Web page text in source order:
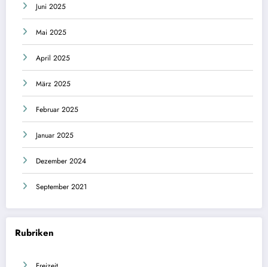
Juni 2025
Mai 2025
April 2025
März 2025
Februar 2025
Januar 2025
Dezember 2024
September 2021
Rubriken